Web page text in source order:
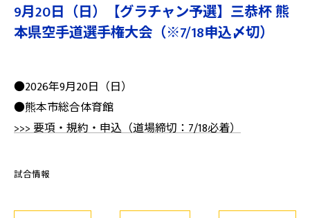
9月20日（日）【グラチャン予選】三恭杯 熊
本県空手道選手権大会（※7/18申込〆切）
●2026年9月20日（日）
●熊本市総合体育館
>>> 要項・規約・申込（道場締切：7/18必着）
試合情報